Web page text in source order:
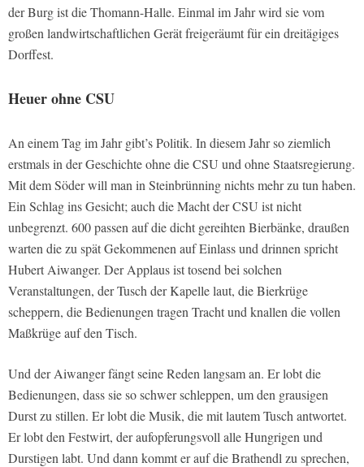
der Burg ist die Thomann-Halle. Einmal im Jahr wird sie vom
großen landwirtschaftlichen Gerät freigeräumt für ein dreitägiges
Dorffest.
Heuer ohne CSU
An einem Tag im Jahr gibt’s Politik. In diesem Jahr so ziemlich
erstmals in der Geschichte ohne die CSU und ohne Staatsregierung.
Mit dem Söder will man in Steinbrünning nichts mehr zu tun haben.
Ein Schlag ins Gesicht; auch die Macht der CSU ist nicht
unbegrenzt. 600 passen auf die dicht gereihten Bierbänke, draußen
warten die zu spät Gekommenen auf Einlass und drinnen spricht
Hubert Aiwanger. Der Applaus ist tosend bei solchen
Veranstaltungen, der Tusch der Kapelle laut, die Bierkrüge
scheppern, die Bedienungen tragen Tracht und knallen die vollen
Maßkrüge auf den Tisch.
Und der Aiwanger fängt seine Reden langsam an. Er lobt die
Bedienungen, dass sie so schwer schleppen, um den grausigen
Durst zu stillen. Er lobt die Musik, die mit lautem Tusch antwortet.
Er lobt den Festwirt, der aufopferungsvoll alle Hungrigen und
Durstigen labt. Und dann kommt er auf die Brathendl zu sprechen,